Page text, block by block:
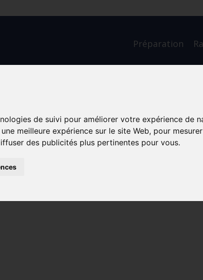
de suivi pour améliorer votre expérience de
meilleure expérience sur le site Web, pour
des publicités plus pertinentes pour vous.
Préparation
Découvrir une
Durée